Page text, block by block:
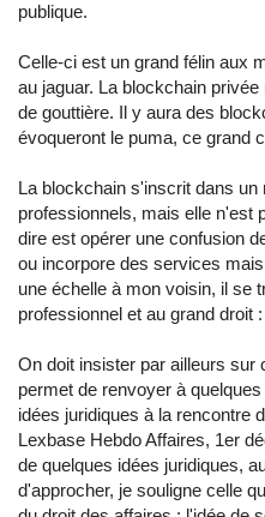
publique.
Celle-ci est un grand félin aux
au jaguar. La blockchain
de gouttière. Il y aura des
évoqueront le puma, ce grand
La blockchain s'inscrit dans un
professionnels, mais elle n'est
dire est opérer une confusion
ou incorpore des services
une échelle à mon voisin, il se
professionnel et au grand droit
On doit insister par ailleurs
permet de renvoyer à
idées juridiques à la rencontre
Lexbase Hebdo Affaires, 1er
de quelques idées juridiques,
d'approcher, je souligne celle